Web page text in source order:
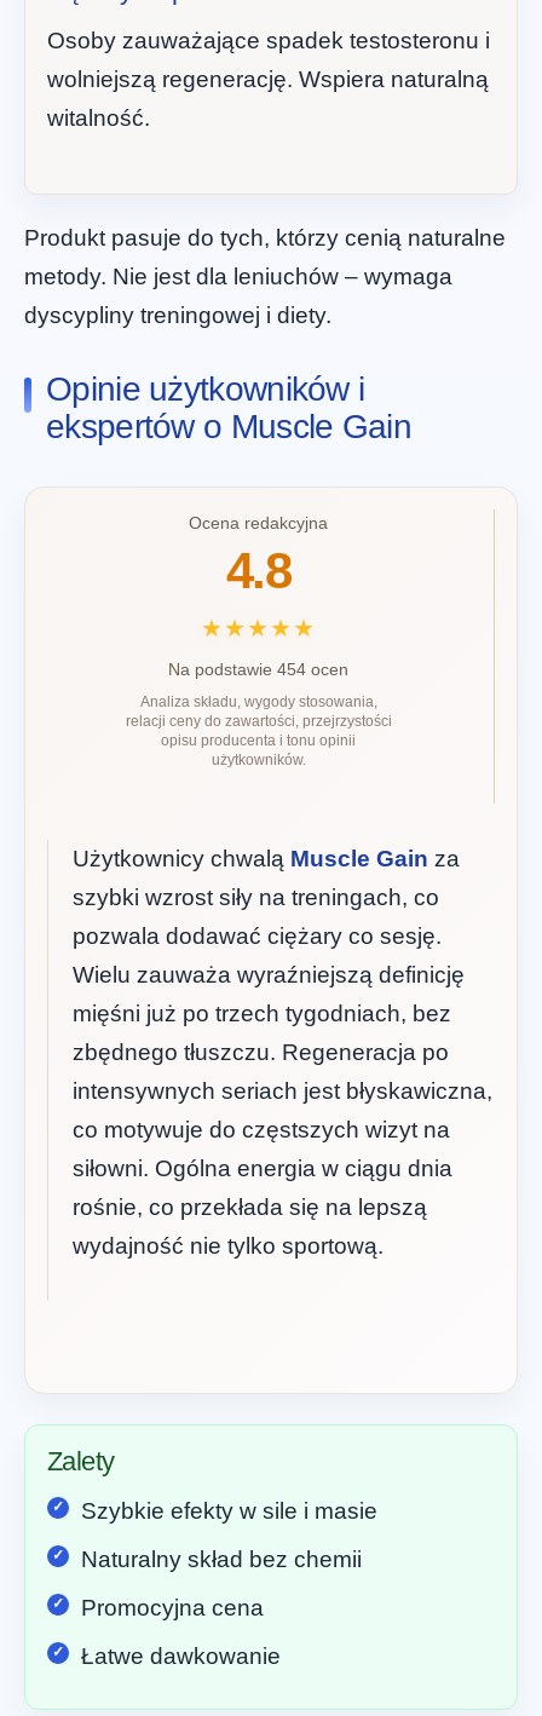
Osoby zauważające spadek testosteronu i
wolniejszą regenerację. Wspiera naturalną
witalność.
Produkt pasuje do tych, którzy cenią naturalne
metody. Nie jest dla leniuchów – wymaga
dyscypliny treningowej i diety.
Opinie użytkowników i
ekspertów o Muscle Gain
Ocena redakcyjna
4.8
★★★★★
Na podstawie 454 ocen
Analiza składu, wygody stosowania,
relacji ceny do zawartości, przejrzystości
opisu producenta i tonu opinii
użytkowników.
Użytkownicy chwalą Muscle Gain za
szybki wzrost siły na treningach, co
pozwala dodawać ciężary co sesję.
Wielu zauważa wyraźniejszą definicję
mięśni już po trzech tygodniach, bez
zbędnego tłuszczu. Regeneracja po
intensywnych seriach jest błyskawiczna,
co motywuje do częstszych wizyt na
siłowni. Ogólna energia w ciągu dnia
rośnie, co przekłada się na lepszą
wydajność nie tylko sportową.
Zalety
Szybkie efekty w sile i masie
Naturalny skład bez chemii
Promocyjna cena
Łatwe dawkowanie